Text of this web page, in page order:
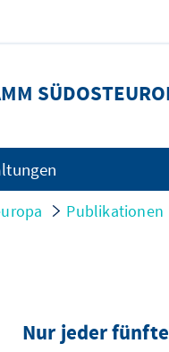
Publikationen
Nur jeder